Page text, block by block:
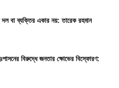
বা ব্যক্তির একার নয়: তারেক রহমান
বিরুদ্ধে জনতার ক্ষোভের বিস্ফোরণ: